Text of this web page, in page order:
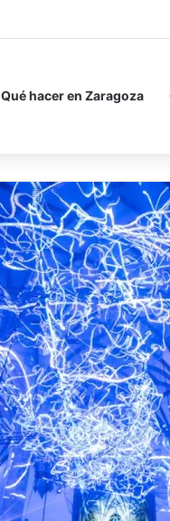
Qué hacer en Zaragoza